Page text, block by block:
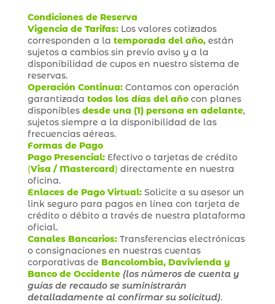
Condiciones de Reserva
Vigencia de Tarifas: Los valores cotizados
corresponden a la temporada del año, están
sujetos a cambios sin previo aviso y a la
disponibilidad de cupos en nuestro sistema de
reservas.
Operación Continua: Contamos con operación
garantizada todos los días del año con planes
disponibles desde una (1) persona en adelante,
sujetos siempre a la disponibilidad de las
frecuencias aéreas.
Formas de Pago
Pago Presencial: Efectivo o tarjetas de crédito
(Visa / Mastercard) directamente en nuestra
oficina.
Enlaces de Pago Virtual: Solicite a su asesor un
link seguro para pagos en línea con tarjeta de
crédito o débito a través de nuestra plataforma
oficial.
Canales Bancarios: Transferencias electrónicas
o consignaciones en nuestras cuentas
corporativas de Bancolombia, Davivienda y
Banco de Occidente (los números de cuenta y
guías de recaudo se suministrarán
detalladamente al confirmar su solicitud).